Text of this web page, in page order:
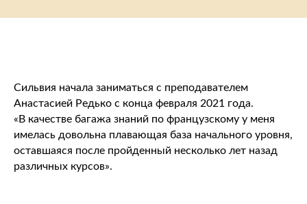
Сильвия начала заниматься с преподавателем
Анастасией Редько с конца февраля 2021 года.
«В качестве багажа знаний по французскому у меня
имелась довольна плавающая база начального уровня,
оставшаяся после пройденный несколько лет назад
различных курсов».